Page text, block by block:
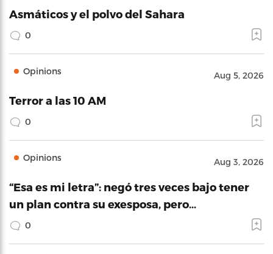
Asmáticos y el polvo del Sahara
0
Opinions Aug 5, 2026
Terror a las 10 AM
0
Opinions Aug 3, 2026
“Esa es mi letra”: negó tres veces bajo tener
un plan contra su exesposa, pero…
0